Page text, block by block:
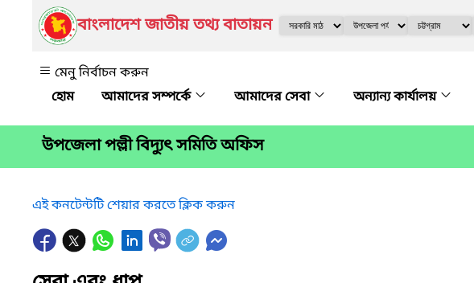
বাংলাদেশ জাতীয় তথ্য বাতায়ন
মেনু নির্বাচন করুন
আমাদের সম্পর্কে
আমাদের সেবা অন্যান্য কার্যালয়
উপজেলা পল্লী বিদ্যুৎ সমিতি অফিস
এই কনটেন্টটি শেয়ার করতে ক্লিক করুন